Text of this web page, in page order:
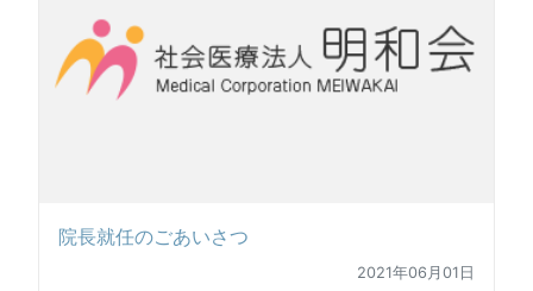
院長就任のごあいさつ
2021年06月01日